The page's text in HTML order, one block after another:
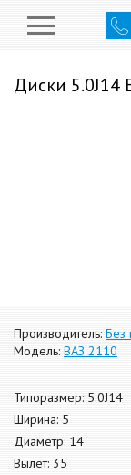
Диски
Производитель: Без
Модель: ВАЗ 2110
Типоразмер: 5.0J14
Ширина: 5
Диаметр: 14
Вылет: 35